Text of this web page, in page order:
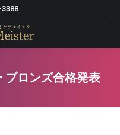
ブロンズ合格発表